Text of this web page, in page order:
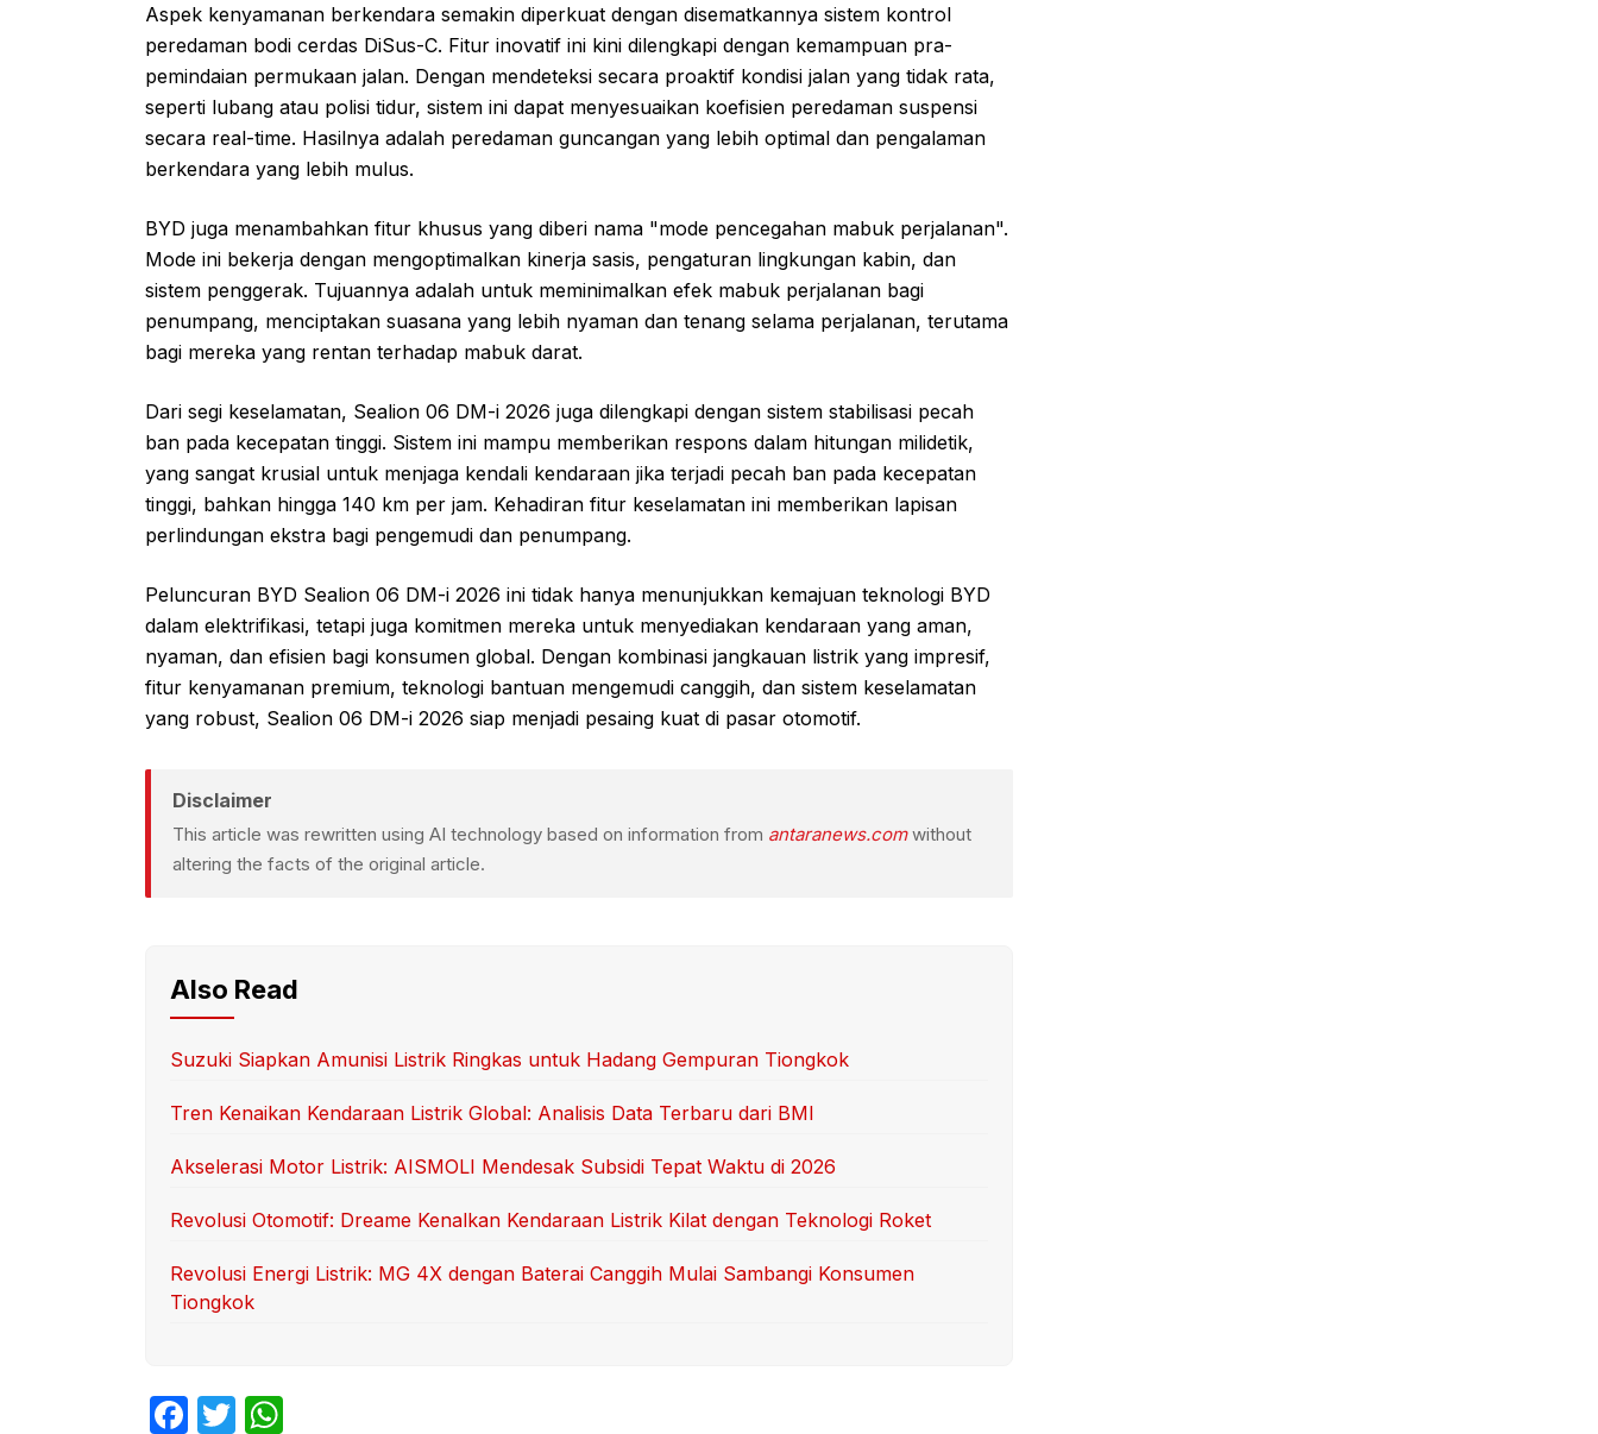
Aspek kenyamanan berkendara semakin diperkuat dengan disematkannya sistem kontrol
peredaman bodi cerdas DiSus-C. Fitur inovatif ini kini dilengkapi dengan kemampuan pra-
pemindaian permukaan jalan. Dengan mendeteksi secara proaktif kondisi jalan yang tidak rata,
seperti lubang atau polisi tidur, sistem ini dapat menyesuaikan koefisien peredaman suspensi
secara real-time. Hasilnya adalah peredaman guncangan yang lebih optimal dan pengalaman
berkendara yang lebih mulus.
BYD juga menambahkan fitur khusus yang diberi nama "mode pencegahan mabuk perjalanan".
Mode ini bekerja dengan mengoptimalkan kinerja sasis, pengaturan lingkungan kabin, dan
sistem penggerak. Tujuannya adalah untuk meminimalkan efek mabuk perjalanan bagi
penumpang, menciptakan suasana yang lebih nyaman dan tenang selama perjalanan, terutama
bagi mereka yang rentan terhadap mabuk darat.
Dari segi keselamatan, Sealion 06 DM-i 2026 juga dilengkapi dengan sistem stabilisasi pecah
ban pada kecepatan tinggi. Sistem ini mampu memberikan respons dalam hitungan milidetik,
yang sangat krusial untuk menjaga kendali kendaraan jika terjadi pecah ban pada kecepatan
tinggi, bahkan hingga 140 km per jam. Kehadiran fitur keselamatan ini memberikan lapisan
perlindungan ekstra bagi pengemudi dan penumpang.
Peluncuran BYD Sealion 06 DM-i 2026 ini tidak hanya menunjukkan kemajuan teknologi BYD
dalam elektrifikasi, tetapi juga komitmen mereka untuk menyediakan kendaraan yang aman,
nyaman, dan efisien bagi konsumen global. Dengan kombinasi jangkauan listrik yang impresif,
fitur kenyamanan premium, teknologi bantuan mengemudi canggih, dan sistem keselamatan
yang robust, Sealion 06 DM-i 2026 siap menjadi pesaing kuat di pasar otomotif.
Disclaimer
This article was rewritten using AI technology based on information from antaranews.comwithout
altering the facts of the original article.
Also Read
Suzuki Siapkan Amunisi Listrik Ringkas untuk Hadang Gempuran Tiongkok
Tren Kenaikan Kendaraan Listrik Global: Analisis Data Terbaru dari BMI
Akselerasi Motor Listrik: AISMOLI Mendesak Subsidi Tepat Waktu di 2026
Revolusi Otomotif: Dreame Kenalkan Kendaraan Listrik Kilat dengan Teknologi Roket
Revolusi Energi Listrik: MG 4X dengan Baterai Canggih Mulai Sambangi Konsumen
Tiongkok
F
T